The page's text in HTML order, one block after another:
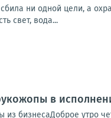
ни одной цели, а
свет, вода...
в
бизнесаДоброе утро